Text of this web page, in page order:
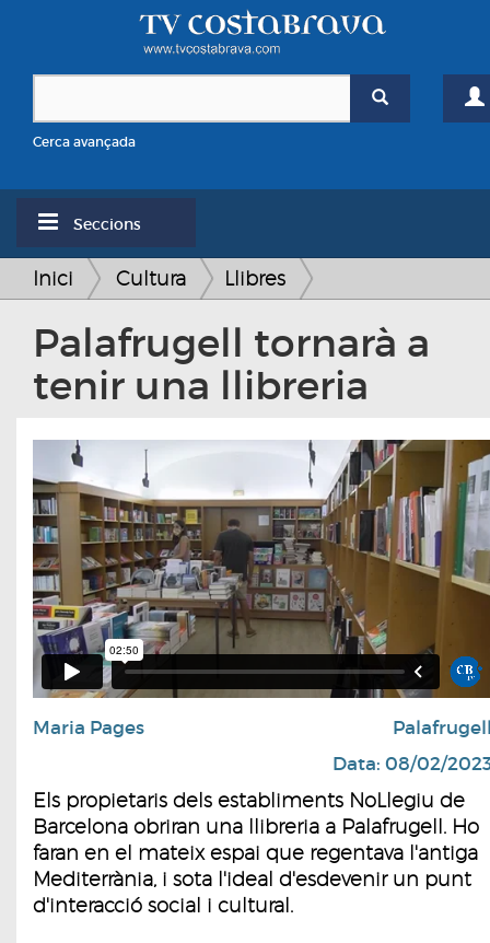
Cerca avançada
Seccions
Inici Cultura Llibres
Palafrugell tornarà a
tenir una llibreria
Maria Pages
Data: 08/02/
Els propietaris dels establiments NoLlegiu de
Barcelona obriran una llibreria a Palafrugell. Ho
faran en el mateix espai que regentava l'antiga
Mediterrània, i sota l'ideal d'esdevenir un punt
d'interacció social i cultural.